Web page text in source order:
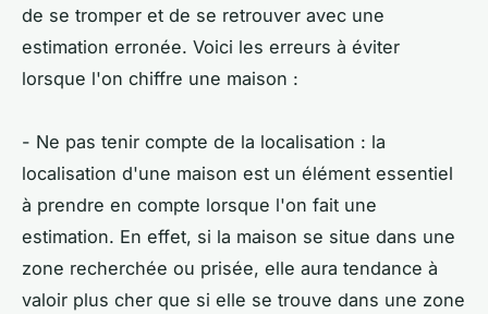
de se tromper et de se retrouver avec une
estimation erronée. Voici les erreurs à éviter
lorsque l'on chiffre une maison :
- Ne pas tenir compte de la localisation : la
localisation d'une maison est un élément essentiel
à prendre en compte lorsque l'on fait une
estimation. En effet, si la maison se situe dans une
zone recherchée ou prisée, elle aura tendance à
valoir plus cher que si elle se trouve dans une zone